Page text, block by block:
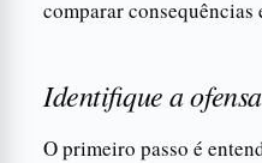
comparar consequências
Identifique a
O primeiro passo é